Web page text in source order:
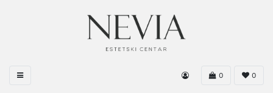
0 0